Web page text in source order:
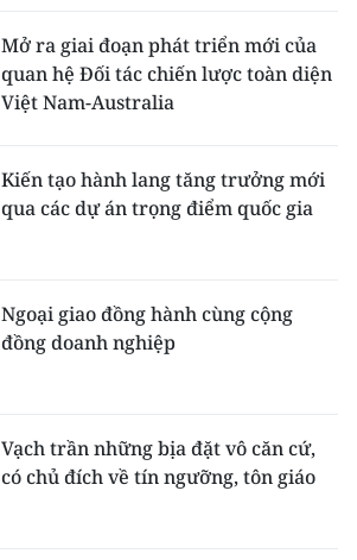
Mở ra giai đoạn phát triển mới của
quan hệ Đối tác chiến lược toàn diện
Việt Nam-Australia
Kiến tạo hành lang tăng trưởng mới
qua các dự án trọng điểm quốc gia
Ngoại giao đồng hành cùng cộng
đồng doanh nghiệp
Vạch trần những bịa đặt vô căn cứ,
có chủ đích về tín ngưỡng, tôn giáo